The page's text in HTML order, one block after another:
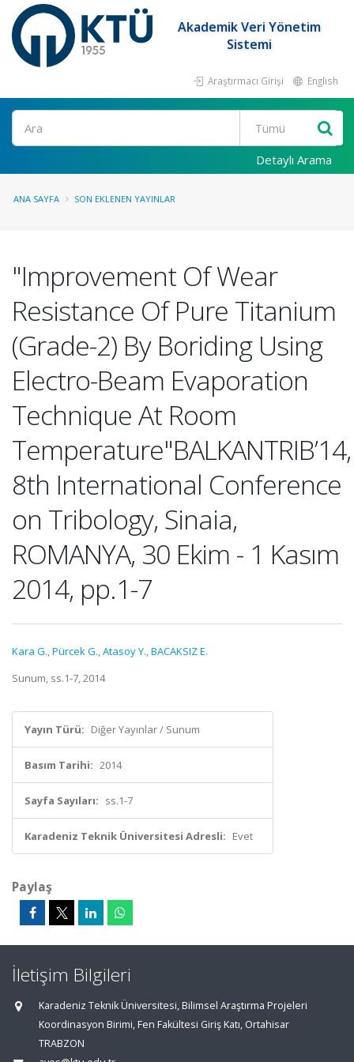
Akademik Veri Yönetim
Sistemi
Araştırmacı Girişi English
Ara
Detaylı Arama
ANA SAYFA SON EKLENEN YAYINLAR
"Improvement Of Wear
Resistance Of Pure Titanium
(Grade-2) By Boriding Using
Electro-Beam Evaporation
Technique At Room
Temperature"BALKANTRIB’14,
8th International Conference
on Tribology, Sinaia,
ROMANYA, 30 Ekim - 1 Kasım
2014, pp.1-7
Kara G.,Pürcek G.,Atasoy Y.,BACAKSIZ E.
Sunum, ss.1-7, 2014
Yayın Türü: Diğer Yayınlar / Sunum
Basım Tarihi: 2014
Sayfa Sayıları: ss.1-7
Karadeniz Teknik Üniversitesi Adresli: Evet
Paylaş
İletişim Bilgileri
Karadeniz Teknik Üniversitesi, Bilimsel Araştırma Projeleri
Koordinasyon Birimi, Fen Fakültesi Giriş Katı, Ortahisar
TRABZON